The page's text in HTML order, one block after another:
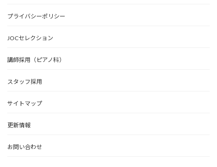
プライバシーポリシー
JOCセレクション
講師採用（ピアノ科）
スタッフ採用
サイトマップ
更新情報
お問い合わせ